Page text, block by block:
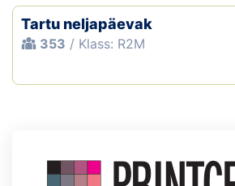
Tartu neljapäevak
353 / Klass: R2M